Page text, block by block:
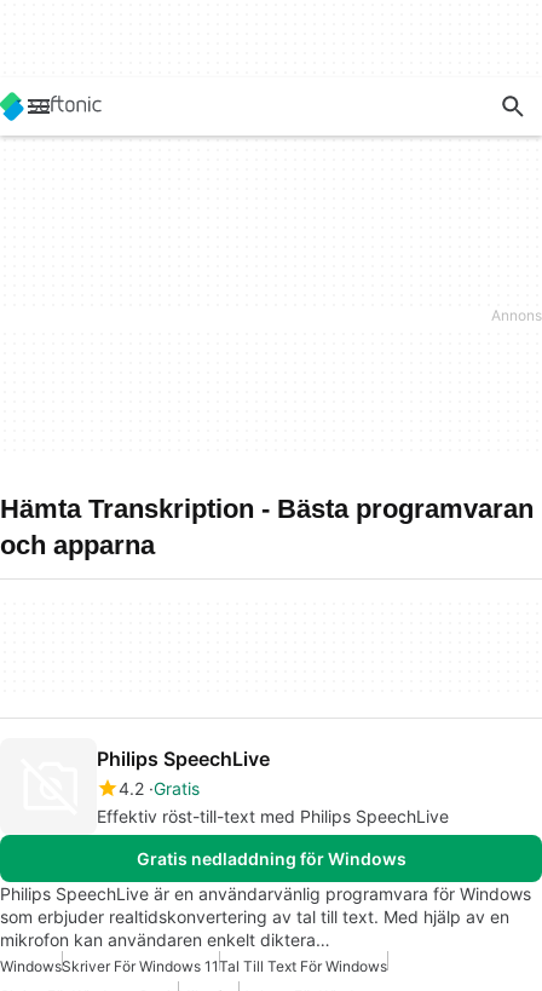
Hämta Transkription - Bästa programvaran
och apparna
Philips SpeechLive
4.2 Gratis
Effektiv röst-till-text med Philips SpeechLive
Gratis nedladdning för Windows
Philips SpeechLive är en användarvänlig programvara för Windows
som erbjuder realtidskonvertering av tal till text. Med hjälp av en
mikrofon kan användaren enkelt diktera…
WindowsSkriver För Windows 11Tal Till Text För Windows